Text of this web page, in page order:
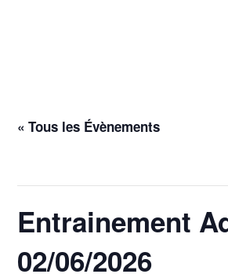
« Tous les Évènements
Entrainement
02/06/2026